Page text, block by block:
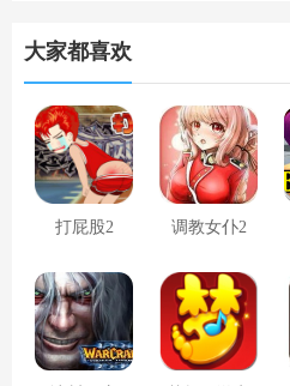
大家都喜欢
打屁股2 调教女仆2